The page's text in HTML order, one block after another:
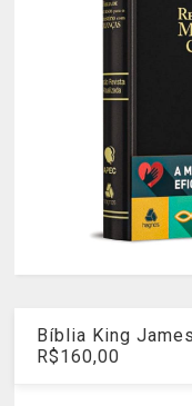
Bíblia King
R$160,00